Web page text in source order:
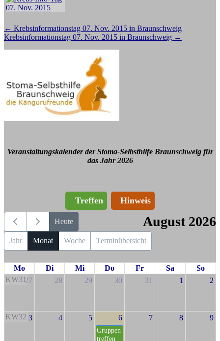
Beitragsnavigation
← Krebsinformationstag 07. Nov. 2015 in Braunschweig
Krebsinformationstag 07. Nov. 2015 in Braunschweig →
Veranstaltungskalender der Stoma-Selbsthilfe Braunschweig für
das Jahr 2026
Treffen Hinweis
Heute August 2026
Jahr Monat Woche Terminübersicht
Mo Di Mi Do Fr Sa
So
KW3127 28 29 30 31 1 2
KW32 3 4 5 6
Gruppen
treffen
7 8 9